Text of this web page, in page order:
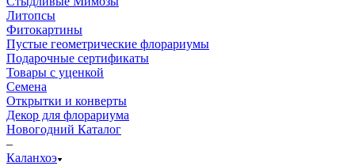
Литопсы
Фитокартины
Пустые геометрические флорариумы
Подарочные сертификаты
Товары с уценкой
Семена
Открытки и конверты
Декор для флорариума
Новогодний Каталог
–
Каланхоэ